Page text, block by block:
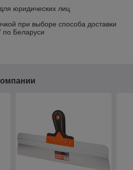
юридических лиц
при выборе способа доставки
по Беларуси